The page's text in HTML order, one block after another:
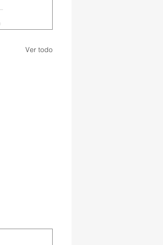
Ver todo